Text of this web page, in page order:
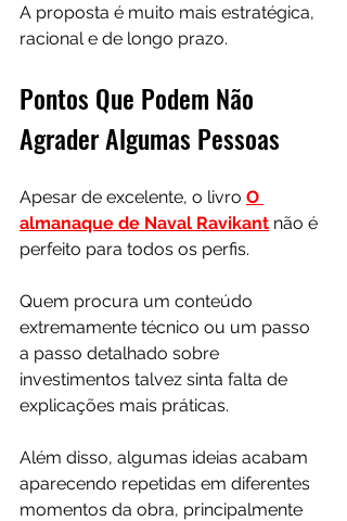
A proposta é muito mais estratégica,
racional e de longo prazo.
Pontos Que Podem Não
Agrader Algumas Pessoas
Apesar de excelente, o livro O
almanaque de Naval Ravikant não é
perfeito para todos os perfis.
Quem procura um conteúdo
extremamente técnico ou um passo
a passo detalhado sobre
investimentos talvez sinta falta de
explicações mais práticas.
Além disso, algumas ideias acabam
aparecendo repetidas em diferentes
momentos da obra, principalmente